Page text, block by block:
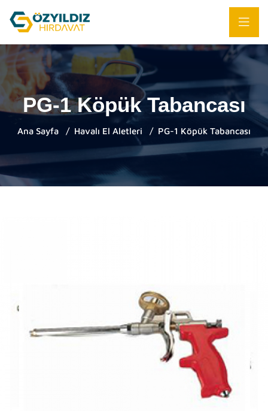
PG-1 Köpük Tabancası
Ana Sayfa Havalı El Aletleri PG-1 Köpük Tabancası